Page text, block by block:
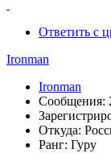
Ответить с
Ironman
Ironman
Сообщения:
Откуда:
Ранг: Гуру